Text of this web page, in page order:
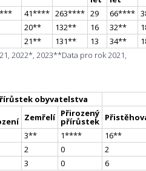
** 41**** 263**** 29 66****
20** 132** 16 32**
21** 131** 13 34**
2022*, 2023**Data pro rok 2021,
obyvatelstva
Zemřelí Přirozený
přírůstek
3** 1**** 16**
2 0
2
3 0
6